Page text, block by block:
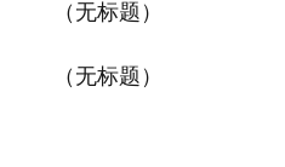
（无标题）
（无标题）